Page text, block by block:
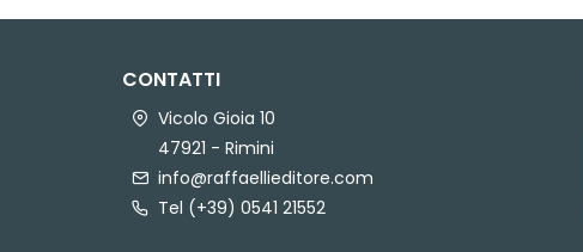
CONTATTI
Vicolo Gioia 10
47921 - Rimini
info@raffaellieditore.com
Tel (+39) 0541 21552